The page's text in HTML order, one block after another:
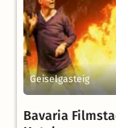
Geiselgasteig
Bavaria